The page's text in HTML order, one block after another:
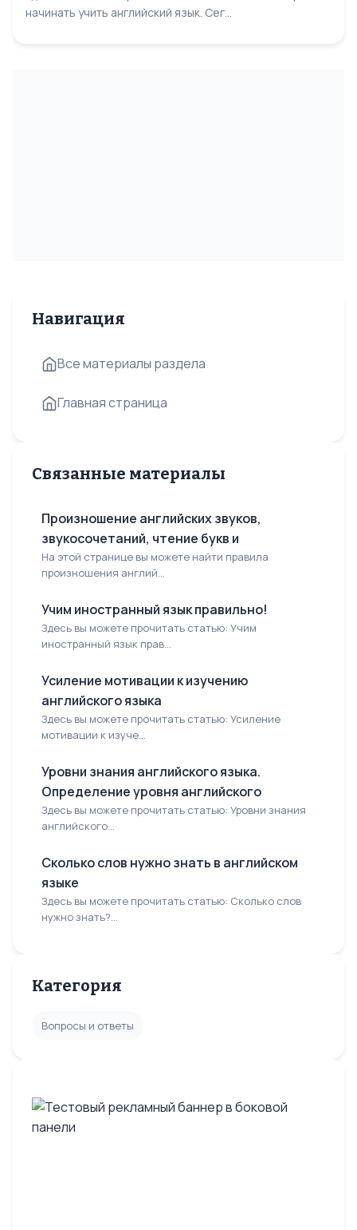
начинать учить английский язык. Сег...
Навигация
Все материалы раздела
Главная страница
Связанные материалы
Произношение английских звуков,
звукосочетаний, чтение букв и
На этой странице вы можете найти правила
произношения англий...
Учим иностранный язык правильно!
Здесь вы можете прочитать статью: Учим
иностранный язык прав...
Усиление мотивации к изучению
английского языка
Здесь вы можете прочитать статью: Усиление
мотивации к изуче...
Уровни знания английского языка.
Определение уровня английского
Здесь вы можете прочитать статью: Уровни знания
английского...
Сколько слов нужно знать в английском
языке
Здесь вы можете прочитать статью: Сколько слов
нужно знать?...
Категория
Вопросы и ответы